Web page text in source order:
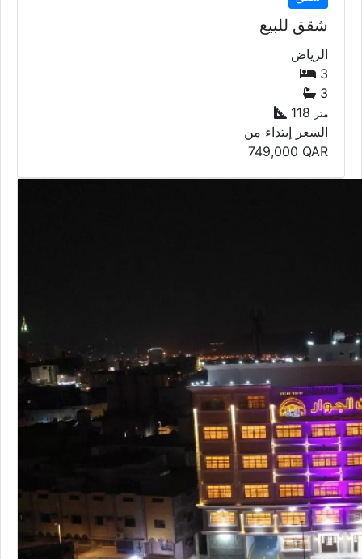
شقق للبيع
الرياض
3
3
118
متر
السعر إبتداء من
749,000 QAR